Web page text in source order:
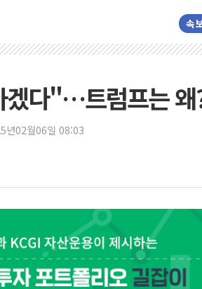
속
겠다"…트럼프는 왜
년02월06일 08:03